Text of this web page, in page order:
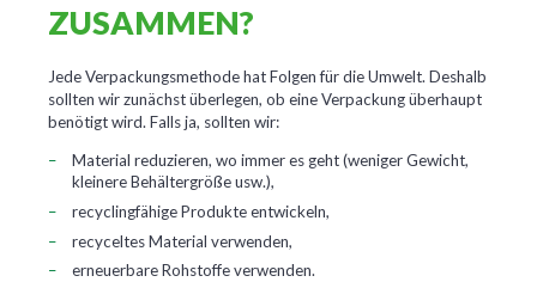
ZUSAMMEN?
Jede Verpackungsmethode hat Folgen für die Umwelt. Deshalb
sollten wir zunächst überlegen, ob eine Verpackung überhaupt
benötigt wird. Falls ja, sollten wir:
Material reduzieren, wo immer es geht (weniger Gewicht,
kleinere Behältergröße usw.),
recyclingfähige Produkte entwickeln,
recyceltes Material verwenden,
erneuerbare Rohstoffe verwenden.